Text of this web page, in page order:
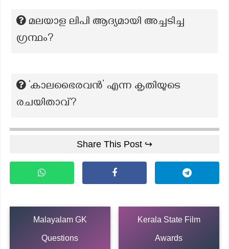
മലയാള ലിപി ആദ്യമായി അച്ചടിച്ച
ഗ്രന്ഥം?
‘കാലഭൈരവൻ’ എന്ന കൃതിയുടെ
രചയിതാവ്?
Share This Post ↪
Malayalam GK
Questions
Kerala State Film
Awards